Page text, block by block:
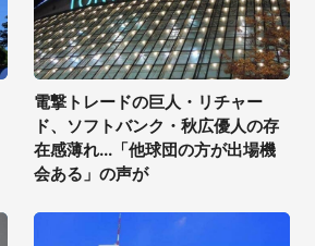
電撃トレードの巨人・リチャー
ド、ソフトバンク・秋広優人の存
在感薄れ...「他球団の方が出場機
会ある」の声が